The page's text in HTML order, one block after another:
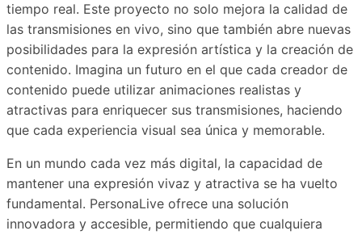
tiempo real. Este proyecto no solo mejora la calidad de
las transmisiones en vivo, sino que también abre nuevas
posibilidades para la expresión artística y la creación de
contenido. Imagina un futuro en el que cada creador de
contenido puede utilizar animaciones realistas y
atractivas para enriquecer sus transmisiones, haciendo
que cada experiencia visual sea única y memorable.
En un mundo cada vez más digital, la capacidad de
mantener una expresión vivaz y atractiva se ha vuelto
fundamental. PersonaLive ofrece una solución
innovadora y accesible, permitiendo que cualquiera